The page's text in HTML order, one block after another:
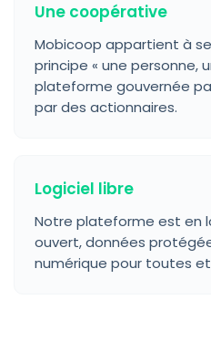
Une coopérative
Mobicoop appartient à
principe « une personne,
plateforme gouvernée
par des actionnaires.
Logiciel libre
Notre plateforme est en
ouvert, données
numérique pour toutes